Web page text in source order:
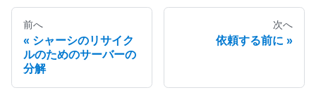
前へ
シャーシのリサイク
ルのためのサーバーの
分解
次へ
依頼する前に